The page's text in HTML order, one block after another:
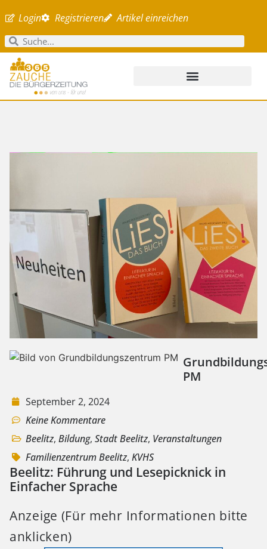
Login Registrieren Artikel einreichen
PM
September 2, 2024
Keine Kommentare
Beelitz, Bildung, Stadt Beelitz, Veranstaltungen
Familienzentrum Beelitz, KVHS
Beelitz: Führung und Lesepicknick in
Einfacher Sprache
Anzeige (Für mehr Informationen bitte
anklicken)